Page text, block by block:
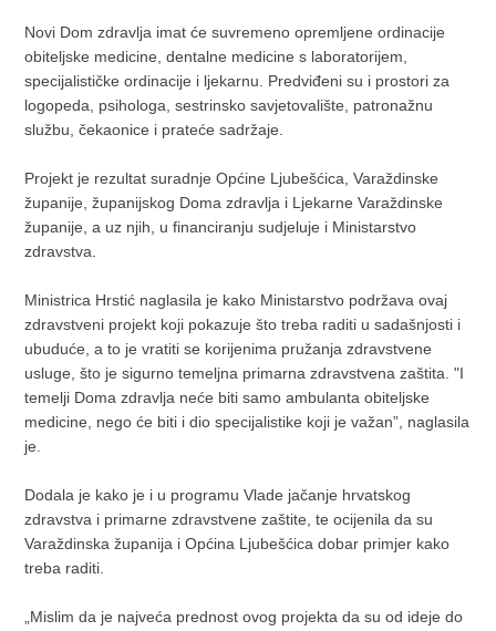
Novi Dom zdravlja imat će suvremeno opremljene ordinacije
obiteljske medicine, dentalne medicine s laboratorijem,
specijalističke ordinacije i ljekarnu. Predviđeni su i prostori za
logopeda, psihologa, sestrinsko savjetovalište, patronažnu
službu, čekaonice i prateće sadržaje.
Projekt je rezultat suradnje Općine Ljubešćica, Varaždinske
županije, županijskog Doma zdravlja i Ljekarne Varaždinske
županije, a uz njih, u financiranju sudjeluje i Ministarstvo
zdravstva.
Ministrica Hrstić naglasila je kako Ministarstvo podržava ovaj
zdravstveni projekt koji pokazuje što treba raditi u sadašnjosti i
ubuduće, a to je vratiti se korijenima pružanja zdravstvene
usluge, što je sigurno temeljna primarna zdravstvena zaštita. "I
temelji Doma zdravlja neće biti samo ambulanta obiteljske
medicine, nego će biti i dio specijalistike koji je važan”, naglasila
je.
Dodala je kako je i u programu Vlade jačanje hrvatskog
zdravstva i primarne zdravstvene zaštite, te ocijenila da su
Varaždinska županija i Općina Ljubešćica dobar primjer kako
treba raditi.
„Mislim da je najveća prednost ovog projekta da su od ideje do